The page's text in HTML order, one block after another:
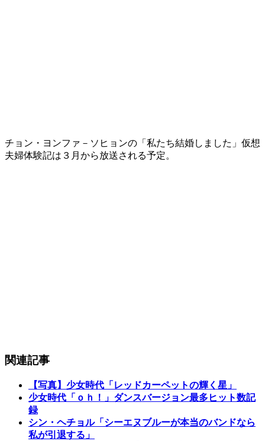
チョン・ヨンファ－ソヒョンの「私たち結婚しました」仮想
夫婦体験記は３月から放送される予定。
関連記事
【写真】少女時代「レッドカーペットの輝く星」
少女時代「ｏｈ！」ダンスバージョン最多ヒット数記
録
シン・ヘチョル「シーエヌブルーが本当のバンドなら
私が引退する」